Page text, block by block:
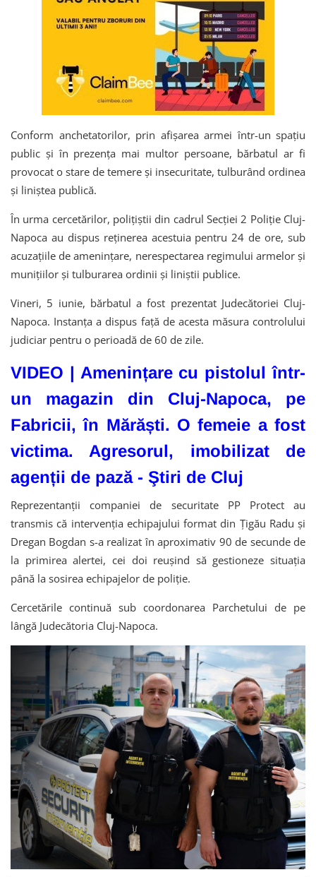
Conform anchetatorilor, prin afișarea armei într-un spațiu
public și în prezența mai multor persoane, bărbatul ar fi
provocat o stare de temere și insecuritate, tulburând ordinea
și liniștea publică.
În urma cercetărilor, polițiștii din cadrul Secției 2 Poliție Cluj-
Napoca au dispus reținerea acestuia pentru 24 de ore, sub
acuzațiile de amenințare, nerespectarea regimului armelor și
munițiilor și tulburarea ordinii și liniștii publice.
Vineri, 5 iunie, bărbatul a fost prezentat Judecătoriei Cluj-
Napoca. Instanța a dispus față de acesta măsura controlului
judiciar pentru o perioadă de 60 de zile.
VIDEO | Amenințare cu pistolul într-
un magazin din Cluj-Napoca, pe
Fabricii, în Mărăști. O femeie a fost
victima. Agresorul, imobilizat de
agenții de pază - Ştiri de Cluj
Reprezentanții companiei de securitate PP Protect au
transmis că intervenția echipajului format din Țigău Radu și
Dregan Bogdan s-a realizat în aproximativ 90 de secunde de
la primirea alertei, cei doi reușind să gestioneze situația
până la sosirea echipajelor de poliție.
Cercetările continuă sub coordonarea Parchetului de pe
lângă Judecătoria Cluj-Napoca.